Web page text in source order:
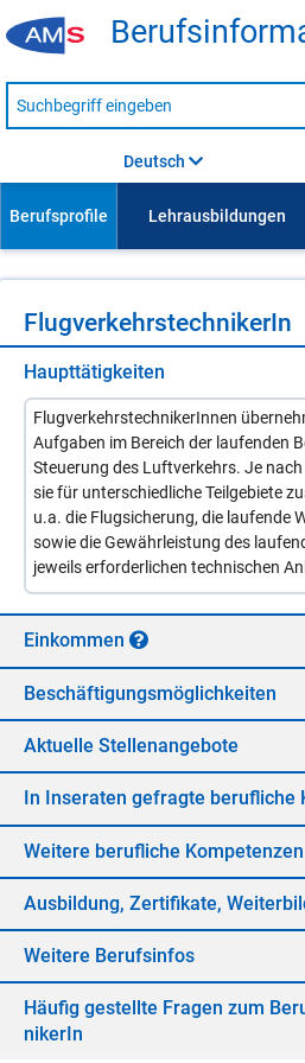
Suche
nach
Deutsch
Flug­ver­kehrs­tech­ni­ke­rIn
Haupttätigkeiten
FlugverkehrstechnikerInnen
Aufgaben im Bereich der laufenden
Steuerung des Luftverkehrs. Je
sie für unterschiedliche Teilgebiete
u.a. die Flugsicherung, die laufende
sowie die Gewährleistung des
jeweils erforderlichen technischen
Ein­kom­men
Be­schäf­ti­gungs­mög­lich­kei­ten
Ak­tu­el­le Stel­len­an­ge­bo­te
In In­se­ra­ten ge­frag­te be­ruf­li­che
Wei­te­re be­ruf­li­che Kom­pe­ten­zen
Aus­bil­dung, Zer­ti­fi­ka­te,
Wei­te­re Be­rufs­in­fos
Häu­fig ge­stell­te Fra­gen zum
ni­ke­rIn